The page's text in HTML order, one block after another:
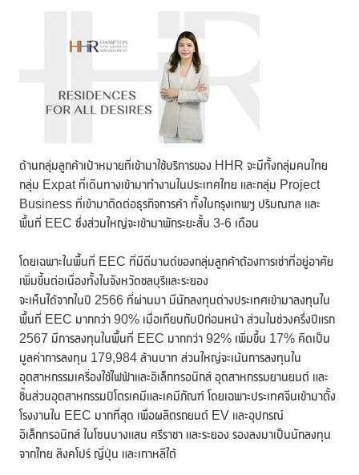
ด้านกลุ่มลูกค้าเป้าหมายที่เข้ามาใช้บริการของ HHR จะมีทั้งกลุ่มคนไทย
กลุ่ม Expat ที่เดินทางเข้ามาทำงานในประเทศไทย และกลุ่ม Project
Business ที่เข้ามาติดต่อธุรกิจการค้า ทั้งในกรุงเทพฯ ปริมณฑล และ
พื้นที่ EEC ซึ่งส่วนใหญ่จะเข้ามาพักระยะสั้น 3-6 เดือน
โดยเฉพาะในพื้นที่ EEC ที่มีดีมานด์ของกลุ่มลูกค้าต้องการเช่าที่อยู่อาศัย
เพิ่มขึ้นต่อเนื่องทั้งในจังหวัดชลบุรีและระยอง
จะเห็นได้จากในปี 2566 ที่ผ่านมา มีนักลงทุนต่างประเทศเข้ามาลงทุนใน
พื้นที่ EEC มากกว่า 90% เมื่อเทียบกับปีก่อนหน้า ส่วนในช่วงครึ่งปีแรก
2567 มีการลงทุนในพื้นที่ EEC มากกว่า 92% เพิ่มขึ้น 17% คิดเป็น
มูลค่าการลงทุน 179,984 ล้านบาท ส่วนใหญ่จะเน้นการลงทุนใน
อุตสาหกรรมเครื่องใช้ไฟฟ้าและอิเล็กทรอนิกส์ อุตสาหกรรมยานยนต์ และ
ชิ้นส่วนอุตสาหกรรมปิโตรเคมีและเคมีภัณฑ์ โดยเฉพาะประเทศจีนเข้ามาตั้ง
โรงงานใน EEC มากที่สุด เพื่อผลิตรถยนต์ EV และอุปกรณ์
อิเล็กทรอนิกส์ ในโซนบางแสน ศรีราชา และระยอง รองลงมาเป็นนักลงทุน
จากไทย สิงคโปร์ ญี่ปุ่น และเกาหลีใต้